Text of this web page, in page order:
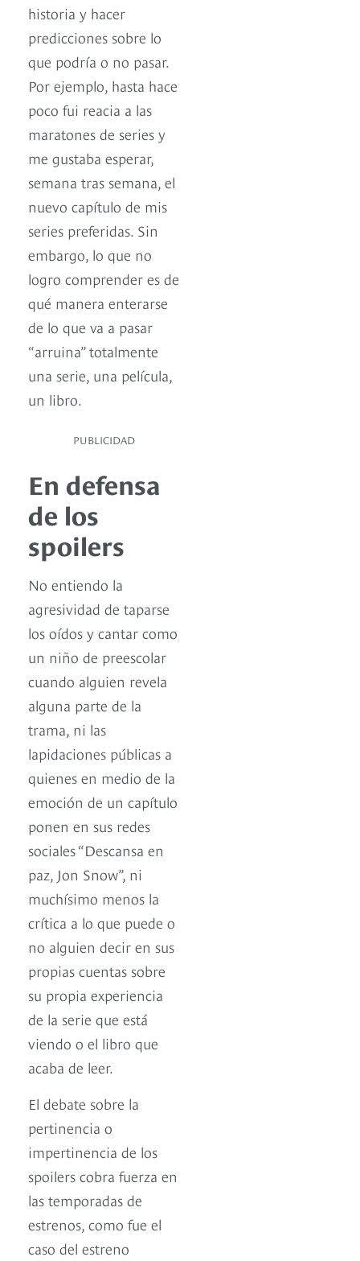
historia y hacer
predicciones sobre lo
que podría o no pasar.
Por ejemplo, hasta hace
poco fui reacia a las
maratones de series y
me gustaba esperar,
semana tras semana, el
nuevo capítulo de mis
series preferidas. Sin
embargo, lo que no
logro comprender es de
qué manera enterarse
de lo que va a pasar
“arruina” totalmente
una serie, una película,
un libro.
PUBLICIDAD
En defensa
de los
spoilers
No entiendo la
agresividad de taparse
los oídos y cantar como
un niño de preescolar
cuando alguien revela
alguna parte de la
trama, ni las
lapidaciones públicas a
quienes en medio de la
emoción de un capítulo
ponen en sus redes
sociales “Descansa en
paz, Jon Snow”, ni
muchísimo menos la
crítica a lo que puede o
no alguien decir en sus
propias cuentas sobre
su propia experiencia
de la serie que está
viendo o el libro que
acaba de leer.
El debate sobre la
pertinencia o
impertinencia de los
spoilers cobra fuerza en
las temporadas de
estrenos, como fue el
caso del estreno